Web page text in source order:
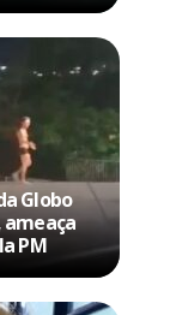
Globo
PM